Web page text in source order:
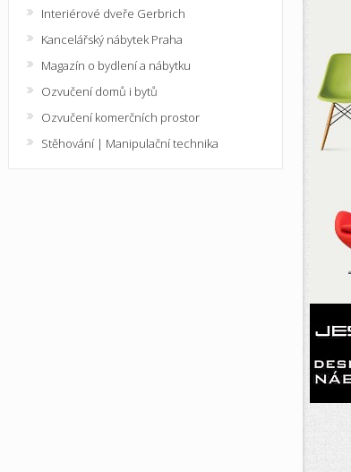
Interiérové dveře Gerbrich
Kancelářský nábytek Praha
Magazín o bydlení a nábytku
Ozvučení domů i bytů
Ozvučení komerčních prostor
Stěhování | Manipulační technika